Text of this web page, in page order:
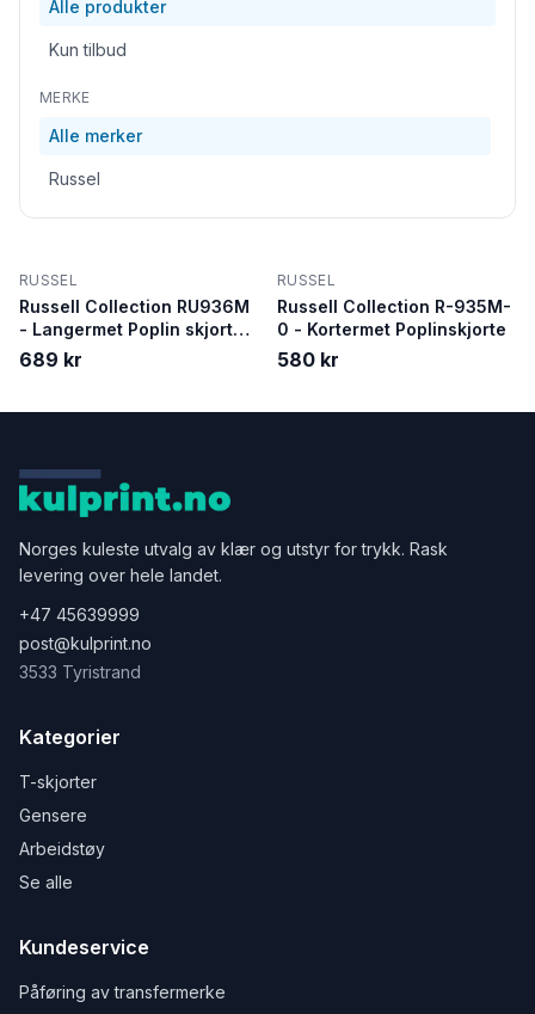
Alle produkter
Kun tilbud
MERKE
Alle merker
Russel
RUSSEL
Russell Collection RU936M
- Langermet Poplin skjorte i
ren bomull
689 kr
RUSSEL
Russell Collection R-935M-
0 - Kortermet Poplinskjorte
580 kr
Norges kuleste utvalg av klær og utstyr for trykk. Rask
levering over hele landet.
+47 45639999
post@kulprint.no
3533 Tyristrand
Kategorier
T-skjorter
Gensere
Arbeidstøy
Se alle
Kundeservice
Påføring av transfermerke